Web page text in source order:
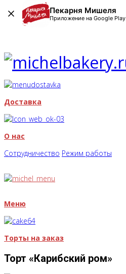
Доставка
О нас
Сотрудничество Режим работы
Меню
Торты на заказ
Торт «Карибский ром»
Пекарня Мишеля
Приложение на Google Play